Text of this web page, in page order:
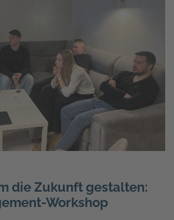
die Zukunft gestalten:
Workshop